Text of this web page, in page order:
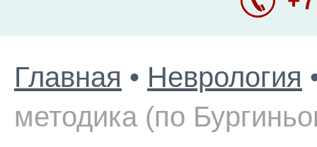
Главная • Неврология
методика (по